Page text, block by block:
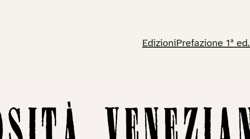
EdizioniPrefazione 1ª ed.